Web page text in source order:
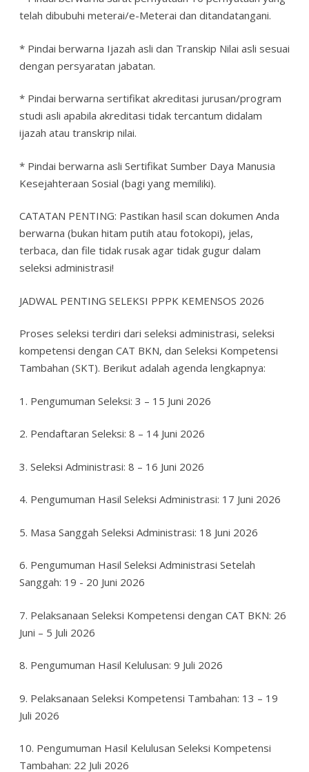
telah dibubuhi meterai/e-Meterai dan ditandatangani.
* Pindai berwarna Ijazah asli dan Transkip Nilai asli sesuai
dengan persyaratan jabatan.
* Pindai berwarna sertifikat akreditasi jurusan/program
studi asli apabila akreditasi tidak tercantum didalam
ijazah atau transkrip nilai.
* Pindai berwarna asli Sertifikat Sumber Daya Manusia
Kesejahteraan Sosial (bagi yang memiliki).
CATATAN PENTING: Pastikan hasil scan dokumen Anda
berwarna (bukan hitam putih atau fotokopi), jelas,
terbaca, dan file tidak rusak agar tidak gugur dalam
seleksi administrasi!
JADWAL PENTING SELEKSI PPPK KEMENSOS 2026
Proses seleksi terdiri dari seleksi administrasi, seleksi
kompetensi dengan CAT BKN, dan Seleksi Kompetensi
Tambahan (SKT). Berikut adalah agenda lengkapnya:
1. Pengumuman Seleksi: 3 – 15 Juni 2026
2. Pendaftaran Seleksi: 8 – 14 Juni 2026
3. Seleksi Administrasi: 8 – 16 Juni 2026
4. Pengumuman Hasil Seleksi Administrasi: 17 Juni 2026
5. Masa Sanggah Seleksi Administrasi: 18 Juni 2026
6. Pengumuman Hasil Seleksi Administrasi Setelah
Sanggah: 19 - 20 Juni 2026
7. Pelaksanaan Seleksi Kompetensi dengan CAT BKN: 26
Juni – 5 Juli 2026
8. Pengumuman Hasil Kelulusan: 9 Juli 2026
9. Pelaksanaan Seleksi Kompetensi Tambahan: 13 – 19
Juli 2026
10. Pengumuman Hasil Kelulusan Seleksi Kompetensi
Tambahan: 22 Juli 2026